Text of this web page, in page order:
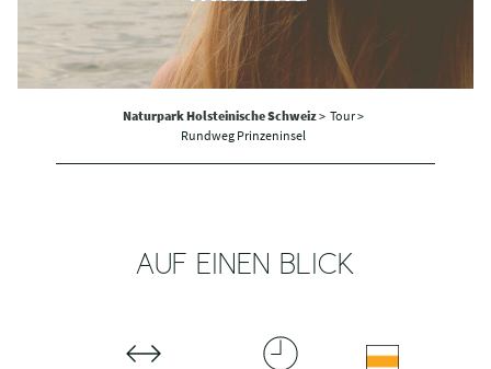
Naturpark Holsteinische Schweiz> Tour >
Rundweg Prinzeninsel
AUF EINEN BLICK